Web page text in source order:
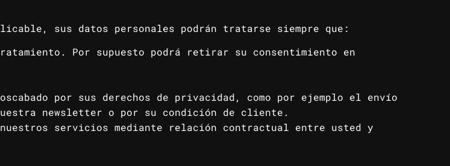
sus datos personales podrán tratarse siempre que:
Por supuesto podrá retirar su consentimiento en
por sus derechos de privacidad, como por ejemplo el envío
newsletter o por su condición de cliente.
servicios mediante relación contractual entre usted y